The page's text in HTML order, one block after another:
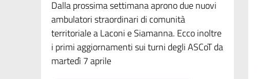
Dalla prossima settimana aprono due nuovi
ambulatori straordinari di comunità
territoriale a Laconi e Siamanna. Ecco inoltre
i primi aggiornamenti sui turni degli ASCoT da
martedì 7 aprile